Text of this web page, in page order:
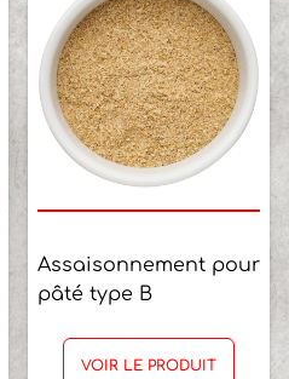
Assaisonnement pour
pâté type B
VOIR LE PRODUIT